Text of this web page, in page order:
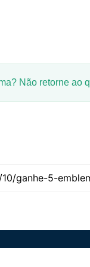
Não retorne ao